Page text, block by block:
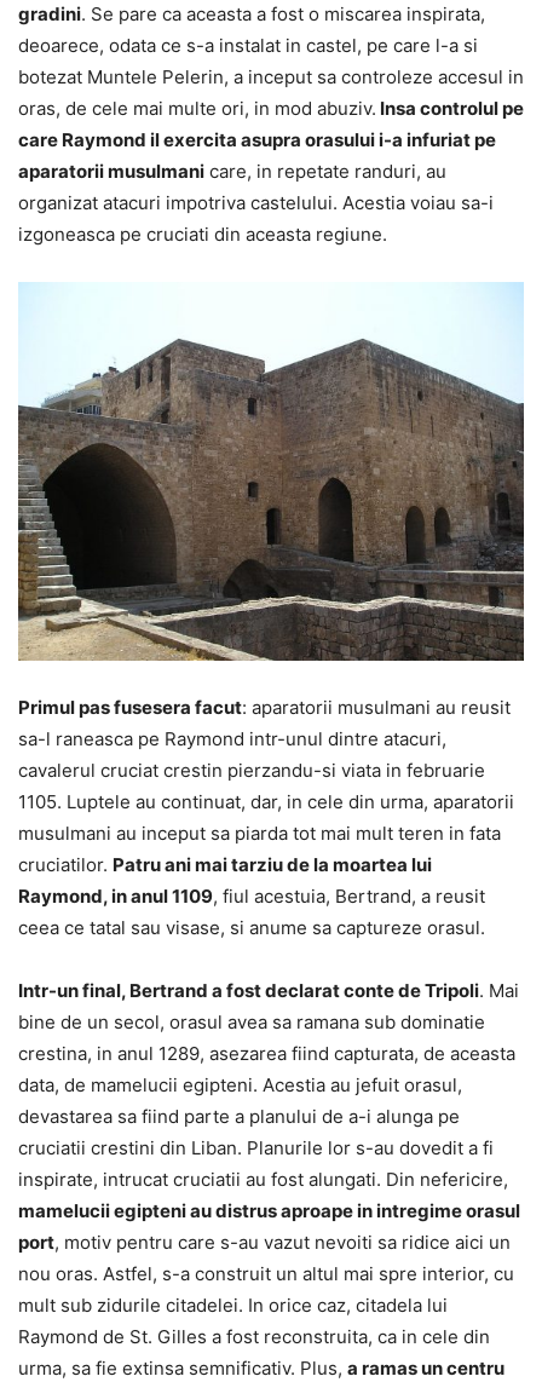
gradini. Se pare ca aceasta a fost o miscarea inspirata,
deoarece, odata ce s-a instalat in castel, pe care l-a si
botezat Muntele Pelerin, a inceput sa controleze accesul in
oras, de cele mai multe ori, in mod abuziv. Insa controlul pe
care Raymond il exercita asupra orasului i-a infuriat pe
aparatorii musulmani care, in repetate randuri, au
organizat atacuri impotriva castelului. Acestia voiau sa-i
izgoneasca pe cruciati din aceasta regiune.
Primul pas fusesera facut: aparatorii musulmani au reusit
sa-l raneasca pe Raymond intr-unul dintre atacuri,
cavalerul cruciat crestin pierzandu-si viata in februarie
1105. Luptele au continuat, dar, in cele din urma, aparatorii
musulmani au inceput sa piarda tot mai mult teren in fata
cruciatilor. Patru ani mai tarziu de la moartea lui
Raymond, in anul 1109, fiul acestuia, Bertrand, a reusit
ceea ce tatal sau visase, si anume sa captureze orasul.
Intr-un final, Bertrand a fost declarat conte de Tripoli. Mai
bine de un secol, orasul avea sa ramana sub dominatie
crestina, in anul 1289, asezarea fiind capturata, de aceasta
data, de mamelucii egipteni. Acestia au jefuit orasul,
devastarea sa fiind parte a planului de a-i alunga pe
cruciatii crestini din Liban. Planurile lor s-au dovedit a fi
inspirate, intrucat cruciatii au fost alungati. Din nefericire,
mamelucii egipteni au distrus aproape in intregime orasul
port, motiv pentru care s-au vazut nevoiti sa ridice aici un
nou oras. Astfel, s-a construit un altul mai spre interior, cu
mult sub zidurile citadelei. In orice caz, citadela lui
Raymond de St. Gilles a fost reconstruita, ca in cele din
urma, sa fie extinsa semnificativ. Plus, a ramas un centru